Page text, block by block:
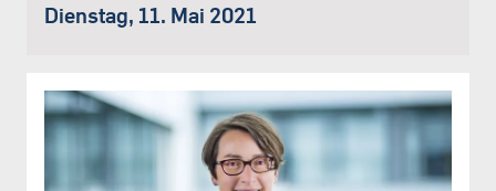
Dienstag, 11. Mai 2021